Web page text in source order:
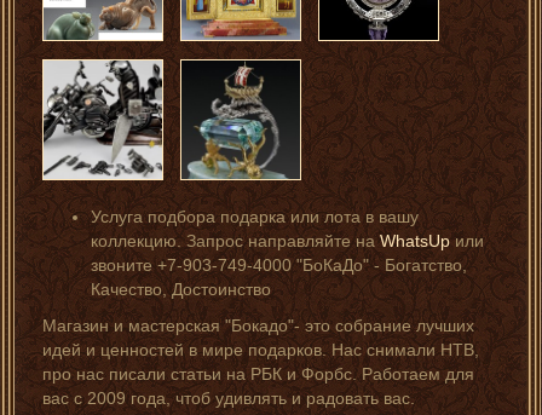
Услуга подбора подарка или лота в вашу
коллекцию. Запрос направляйте наWhatsUpили
звоните +7-903-749-4000 "БоКаДо" - Богатство,
Качество, Достоинство
Магазин и мастерская "Бокадо"- это собрание лучших
идей и ценностей в мире подарков. Нас снимали НТВ,
про нас писали статьи на РБК и Форбс. Работаем для
вас с 2009 года, чтоб удивлять и радовать вас.